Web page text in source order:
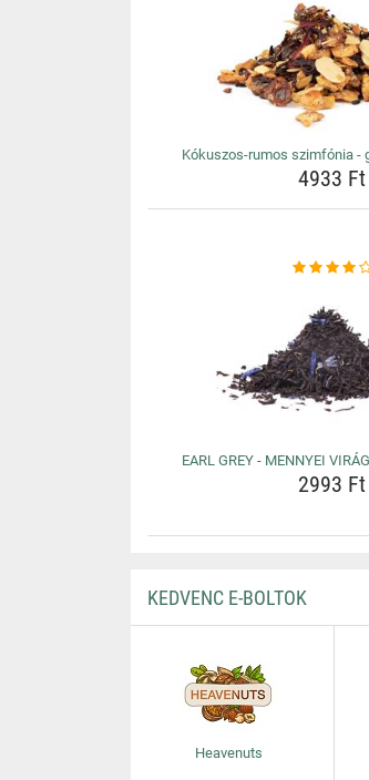
Kókuszos-rumos szimfónia -
4933 Ft
EARL GREY - MENNYEI
2993 Ft
KEDVENC E-BOLTOK
Heavenuts